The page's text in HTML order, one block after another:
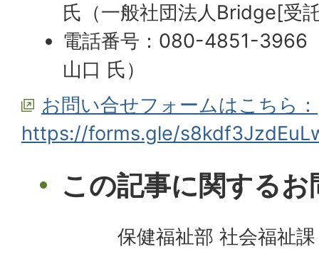
氏（一般社団法人Bridge[受
電話番号：080-4851-3966
山口 氏）
お問い合せフォームはこちら：
https://forms.gle/
この記事に関する
保健福祉部 社会福祉